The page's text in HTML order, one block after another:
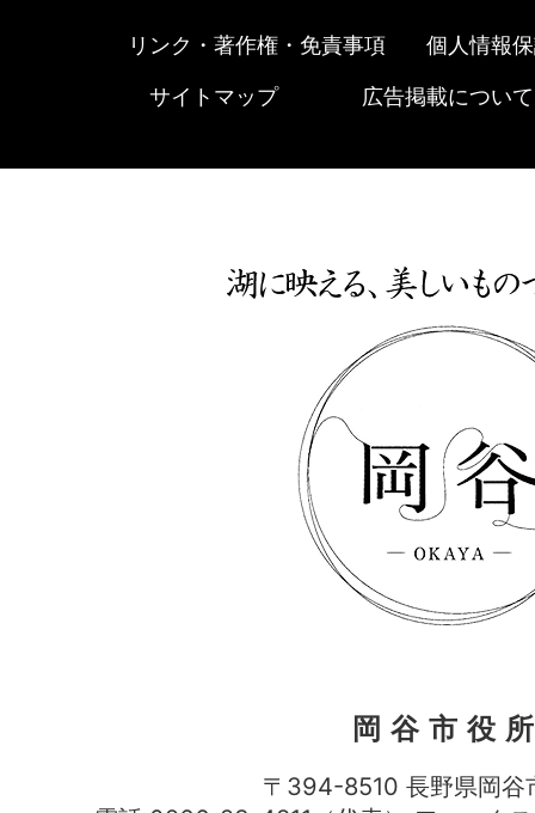
リンク・著作権・免責事項 個人情報
サイトマップ 広告掲載について
岡谷市役
〒394-8510 長野県岡谷